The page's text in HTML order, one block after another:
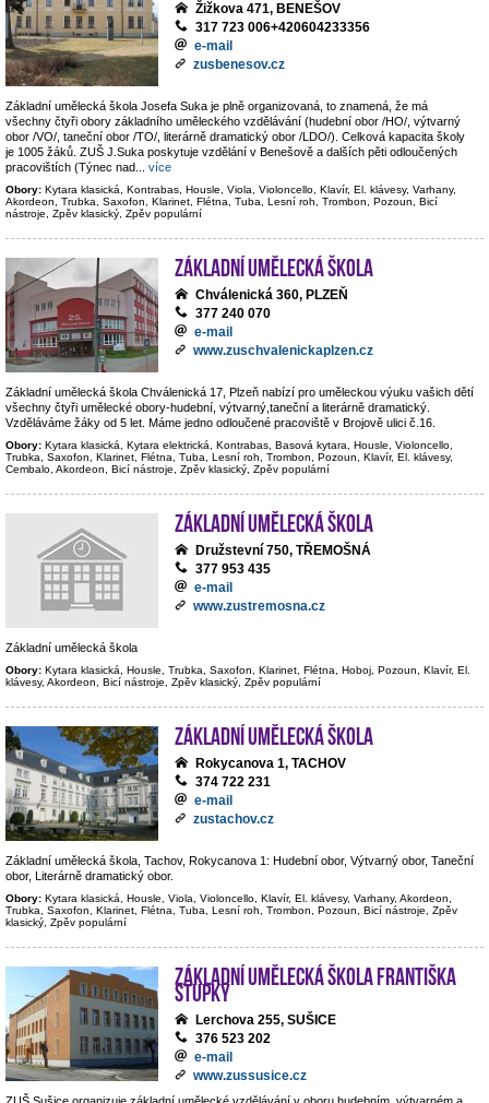
Žižkova 471, BENEŠOV
317 723 006+420604233356
e-mail
zusbenesov.cz
Základní umělecká škola Josefa Suka je plně organizovaná, to znamená, že má
všechny čtyři obory základního uměleckého vzdělávání (hudební obor /HO/, výtvarný
obor /VO/, taneční obor /TO/, literárně dramatický obor /LDO/). Celková kapacita školy
je 1005 žáků. ZUŠ J.Suka poskytuje vzdělání v Benešově a dalších pěti odloučených
pracovištích (Týnec nad
více
Obory: Kytara klasická, Kontrabas, Housle, Viola, Violoncello, Klavír, El. klávesy, Varhany,
Akordeon, Trubka, Saxofon, Klarinet, Flétna, Tuba, Lesní roh, Trombon, Pozoun, Bicí
nástroje, Zpěv klasický, Zpěv populární
Základní umělecká škola
Chválenická 360, PLZEŇ
377 240 070
e-mail
www.zuschvalenickaplzen.cz
Základní umělecká škola Chválenická 17, Plzeň nabízí pro uměleckou výuku vašich dětí
všechny čtyři umělecké obory-hudební, výtvarný,taneční a literárně dramatický.
Vzděláváme žáky od 5 let. Máme jedno odloučené pracoviště v Brojově ulici č.16.
Obory: Kytara klasická, Kytara elektrická, Kontrabas, Basová kytara, Housle, Violoncello,
Trubka, Saxofon, Klarinet, Flétna, Tuba, Lesní roh, Trombon, Pozoun, Klavír, El. klávesy,
Cembalo, Akordeon, Bicí nástroje, Zpěv klasický, Zpěv populární
Základní umělecká škola
Družstevní 750, TŘEMOŠNÁ
377 953 435
e-mail
www.zustremosna.cz
Základní umělecká škola
Obory: Kytara klasická, Housle, Trubka, Saxofon, Klarinet, Flétna, Hoboj, Pozoun, Klavír, El.
klávesy, Akordeon, Bicí nástroje, Zpěv klasický, Zpěv populární
Základní umělecká škola
Rokycanova 1, TACHOV
374 722 231
e-mail
zustachov.cz
Základní umělecká škola, Tachov, Rokycanova 1: Hudební obor, Výtvarný obor, Taneční
obor, Literárně dramatický obor.
Obory: Kytara klasická, Housle, Viola, Violoncello, Klavír, El. klávesy, Varhany, Akordeon,
Trubka, Saxofon, Klarinet, Flétna, Tuba, Lesní roh, Trombon, Pozoun, Bicí nástroje, Zpěv
klasický, Zpěv populární
Základní umělecká škola Františka
Stupky
Lerchova 255, SUŠICE
376 523 202
e-mail
www.zussusice.cz